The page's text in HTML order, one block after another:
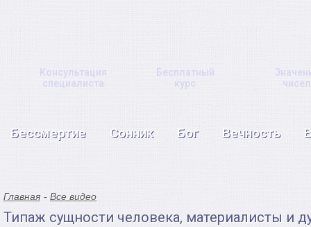
Консультация
специалиста
Бесплатный
курс
чисел
Бессмертие Сонник Бог Вечность
Главная Все видео
Типаж сущности человека, материалисты и